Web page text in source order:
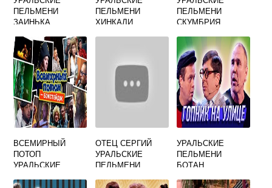
ПЕЛЬМЕНИ
ЗАИНЬКА
ПЕЛЬМЕНИ
ХИНКАЛИ
ПЕЛЬМЕНИ
СКУМБРИЯ
ВСЕМИРНЫЙ
ПОТОП
УРАЛЬСКИЕ
ОТЕЦ СЕРГИЙ
УРАЛЬСКИЕ
ПЕЛЬМЕНИ
УРАЛЬСКИЕ
ПЕЛЬМЕНИ
БОТАН